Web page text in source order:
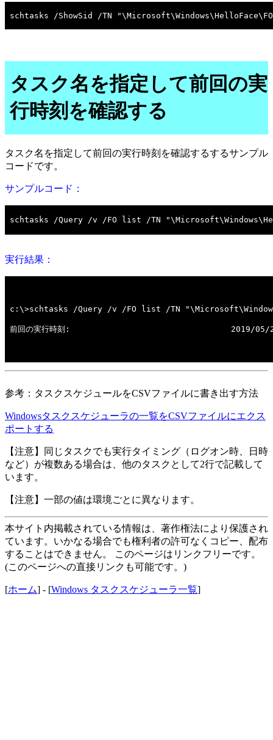
タスク名を指定して前回の実
行時刻を確認する
タスク名を指定して前回の実行時刻を確認するするサンプル
コードです。
サンプルコード：
実行結果：
参考：タスクスケジュールをCSVファイルに書き出す方法
Windowsタスクスケジューラの一覧をCSVファイルにエクス
ポートする
【注意】同じタスクでも実行タイミング（ログオン時、日時
など）が複数ある場合は、他のタスクとして2行で記載して
います。
【注意】一部の値は環境ごとに異なります。
本サイト内掲載されている情報は、著作権法により保護され
ています。いかなる場合でも権利者の許可なくコピー、配布
することはできません。 このページはリンクフリーです。
(このページへの直接リンクも可能です。)
[ホーム] - [Windows タスクスケジューラ一覧]